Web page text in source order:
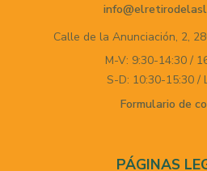
Calle de la Anunciación, 2,
M-V: 9:30-14:30 /
S-D: 10:30-15:30 /
Formulario de
PÁGINAS